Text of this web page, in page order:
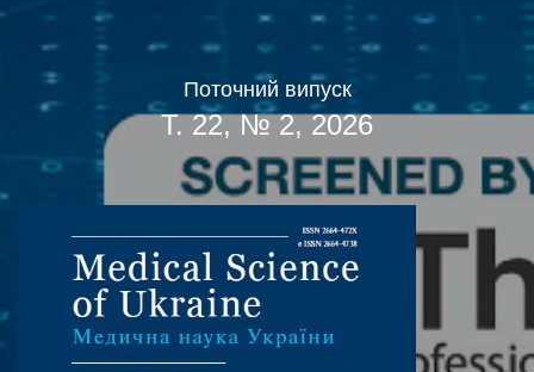
Поточний випуск
Т. 22, № 2, 2026